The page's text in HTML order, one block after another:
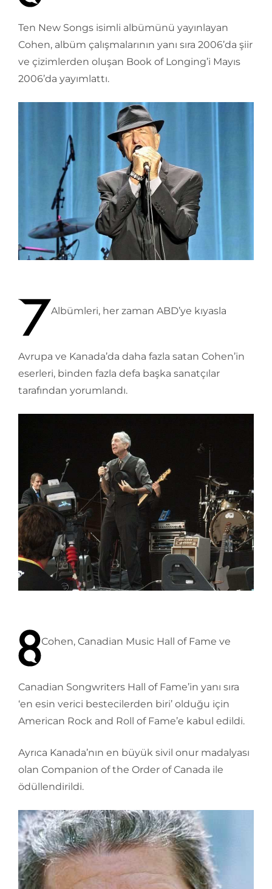
Ten New Songs isimli albümünü yayınlayan
Cohen, albüm çalışmalarının yanı sıra 2006’da şiir
ve çizimlerden oluşan Book of Longing’i Mayıs
2006’da yayımlattı.
Albümleri, her zaman ABD’ye kıyasla
Avrupa ve Kanada’da daha fazla satan Cohen’in
eserleri, binden fazla defa başka sanatçılar
tarafından yorumlandı.
Cohen, Canadian Music Hall of Fame ve
Canadian Songwriters Hall of Fame’in yanı sıra
‘en esin verici bestecilerden biri’ olduğu için
American Rock and Roll of Fame’e kabul edildi.
Ayrıca Kanada’nın en büyük sivil onur madalyası
olan Companion of the Order of Canada ile
ödüllendirildi.